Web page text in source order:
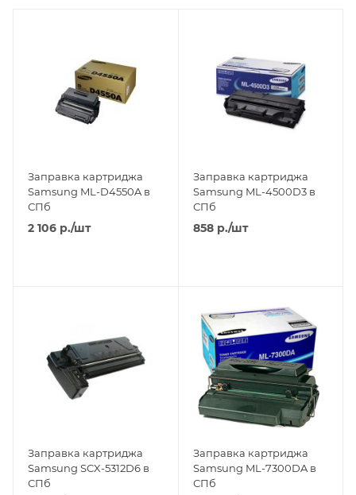
Заправка картриджа
Samsung ML-D4550A в
СПб
2 106 р./шт
Заправка картриджа
Samsung ML-4500D3 в
СПб
858р./шт
Заправка картриджа
Samsung SCX-5312D6 в
СПб
Заправка картриджа
Samsung ML-7300DA в
СПб